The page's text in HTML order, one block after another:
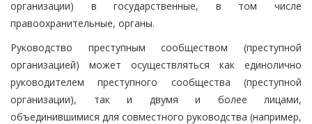
организации) в государственные, в том числе
правоохранительные, органы.
Руководство преступным сообществом (преступной
организацией) может осуществляться как единолично
руководителем преступного сообщества (преступной
организации), так и двумя и более лицами,
объединившимися для совместного руководства (например,